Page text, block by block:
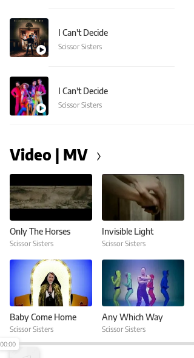
I Can't Decide
Scissor Sisters
I Can't Decide
Scissor Sisters
Video | MV
Only The Horses
Scissor Sisters
Invisible Light
Scissor Sisters
Baby Come Home
Scissor Sisters
Any Which Way
Scissor Sisters
00:00